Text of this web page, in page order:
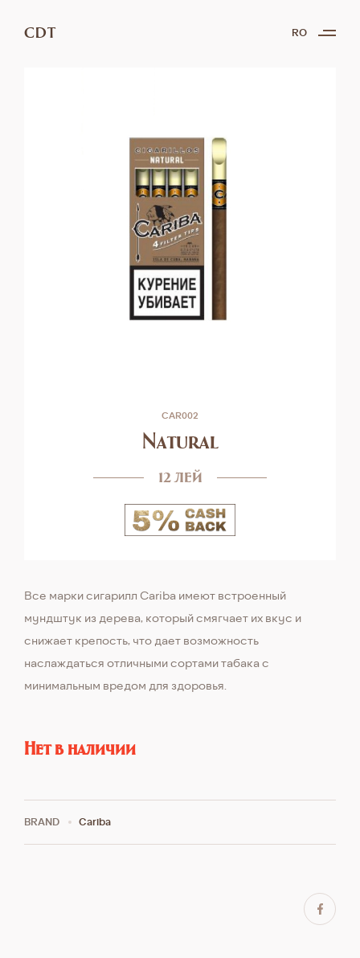
CDT RO
CAR002
Natural
12 лей
Все марки сигарилл Cariba имеют встроенный
мундштук из дерева, который смягчает их вкус и
снижает крепость, что дает возможность
наслаждаться отличными сортами табака с
минимальным вредом для здоровья.
Нет в наличии
BRAND Cariba